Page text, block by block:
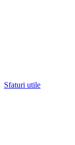
Sfaturi utile